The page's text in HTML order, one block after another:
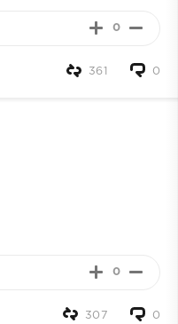
0
0
361
0
0
307